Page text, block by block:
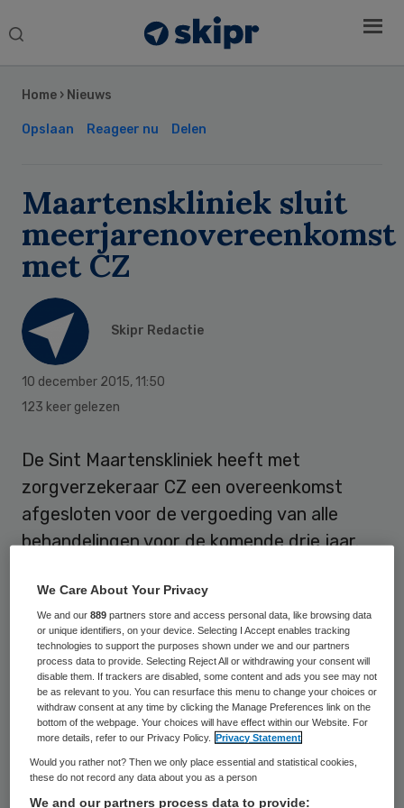
Search
Home › Nieuws
Opslaan Reageer nu Delen
Maartenskliniek sluit
meerjarenovereenkomst
met CZ
Skipr Redactie
10 december 2015, 11:50
123 keer gelezen
De Sint Maartenskliniek heeft met
zorgverzekeraar CZ een overeenkomst
afgesloten voor de vergoeding van alle
behandelingen voor de komende drie jaar.
eerste meerjarenovereenkomst met
zorgverzekeraar CZ.
“CZ heeft vertrouwen in de Sint
Maartenskliniek als aanbieder van
gespecialiseerde hoogwaardige zorg, op
het gebied van houding en beweging in
Nederland”, motiveert Joël Gijzen, directeur
zorg van CZ, de meerjarige overeenkomst.
Sidebar
We Care About Your Privacy
We and our889 partners store and access personal data, like browsing data
or unique identifiers, on your device. Selecting I Accept enables tracking
technologies to support the purposes shown under we and our partners
process data to provide. Selecting Reject All or withdrawing your consent will
disable them. If trackers are disabled, some content and ads you see may not
be as relevant to you. You can resurface this menu to change your choices or
withdraw consent at any time by clicking the Manage Preferences link on the
bottom of the webpage. Your choices will have effect within our Website. For
more details, refer to our Privacy Policy.
Privacy Statement
Would you rather not? Then we only place essential and statistical cookies,
these do not record any data about you as a person
We and our partners process data to provide: